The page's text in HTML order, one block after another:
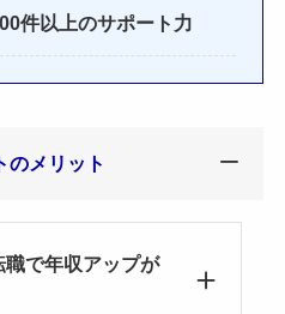
件以上のサポート力
のメリット
で年収アップが